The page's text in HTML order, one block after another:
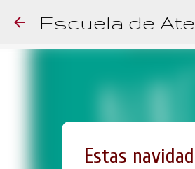
Escuela de
Estas